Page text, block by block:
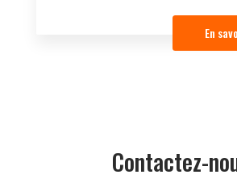
En
Contactez-